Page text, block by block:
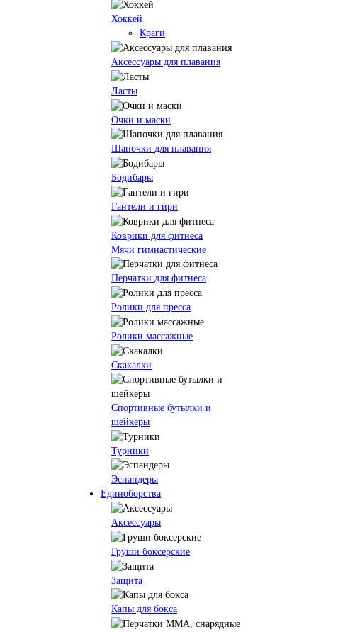
Хоккей
Краги
Аксессуары для плавания
Ласты
Очки и маски
Шапочки для плавания
Бодибары
Гантели и гири
Коврики для фитнеса
Мячи гимнастические
Перчатки для фитнеса
Ролики для пресса
Ролики массажные
Скакалки
Спортивные бутылки и
шейкеры
Турники
Эспандеры
Единоборства
Аксессуары
Груши боксерские
Защита
Капы для бокса